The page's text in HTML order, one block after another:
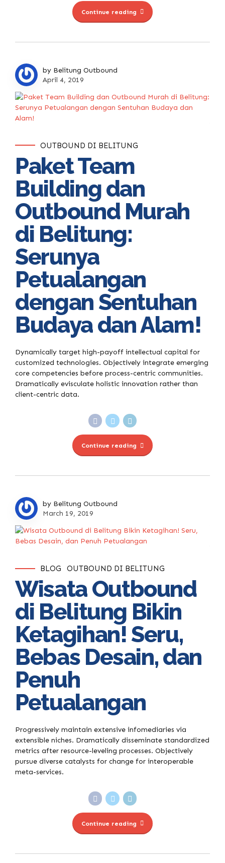
Continue reading
by Belitung Outbound
April 4, 2019
OUTBOUND DI BELITUNG
Paket Team
Building dan
Outbound Murah
di Belitung:
Serunya
Petualangan
dengan Sentuhan
Budaya dan Alam!
Dynamically target high-payoff intellectual capital for
customized technologies. Objectively integrate emerging
core competencies before process-centric communities.
Dramatically evisculate holistic innovation rather than
client-centric data.
Continue reading
by Belitung Outbound
March 19, 2019
BLOG OUTBOUND DI BELITUNG
Wisata Outbound
di Belitung Bikin
Ketagihan! Seru,
Bebas Desain, dan
Penuh
Petualangan
Progressively maintain extensive infomediaries via
extensible niches. Dramatically disseminate standardized
metrics after resource-leveling processes. Objectively
pursue diverse catalysts for change for interoperable
meta-services.
Continue reading